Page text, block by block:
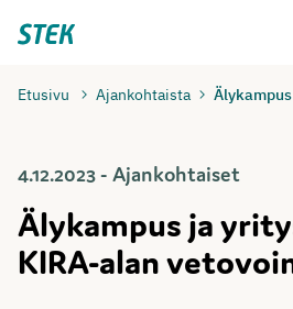
suoraan
Stek
Etusivu Ajankohtaista
4.12.2023 - Ajankohtaiset
Älykampus ja
KIRA-alan